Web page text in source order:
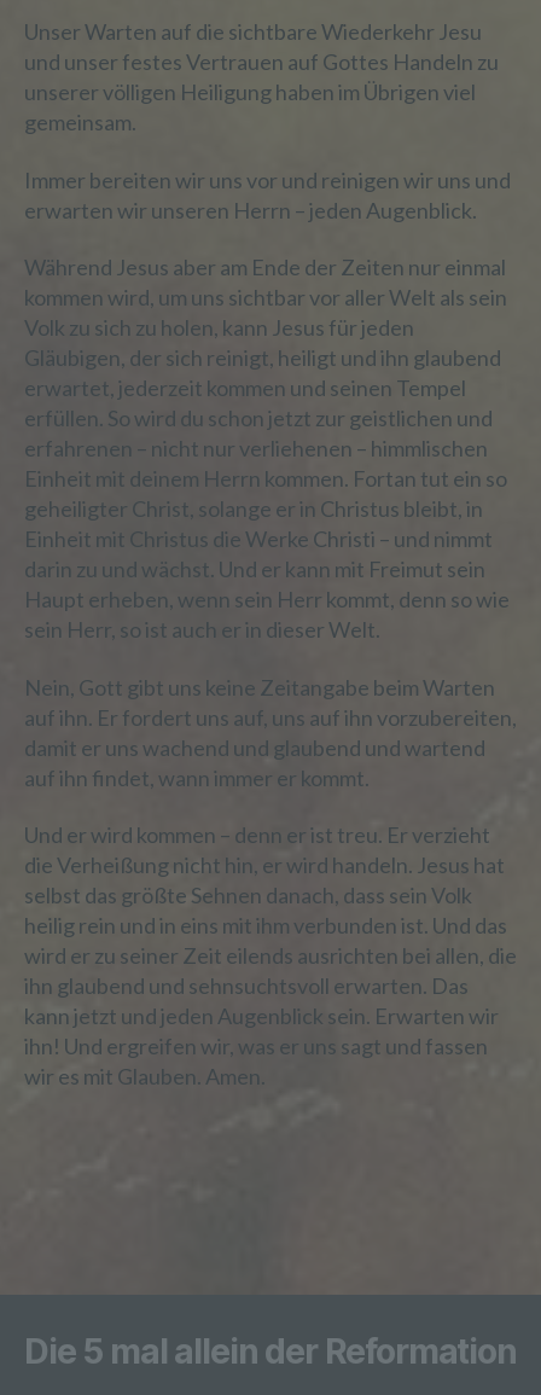
Unser Warten auf die sichtbare Wiederkehr Jesu
und unser festes Vertrauen auf Gottes Handeln zu
unserer völligen Heiligung haben im Übrigen viel
gemeinsam.
Immer bereiten wir uns vor und reinigen wir uns und
erwarten wir unseren Herrn – jeden Augenblick.
Während Jesus aber am Ende der Zeiten nur einmal
kommen wird, um uns sichtbar vor aller Welt als sein
Volk zu sich zu holen, kann Jesus für jeden
Gläubigen, der sich reinigt, heiligt und ihn glaubend
erwartet, jederzeit kommen und seinen Tempel
erfüllen. So wird du schon jetzt zur geistlichen und
erfahrenen – nicht nur verliehenen – himmlischen
Einheit mit deinem Herrn kommen. Fortan tut ein so
geheiligter Christ, solange er in Christus bleibt, in
Einheit mit Christus die Werke Christi – und nimmt
darin zu und wächst. Und er kann mit Freimut sein
Haupt erheben, wenn sein Herr kommt, denn so wie
sein Herr, so ist auch er in dieser Welt.
Nein, Gott gibt uns keine Zeitangabe beim Warten
auf ihn. Er fordert uns auf, uns auf ihn vorzubereiten,
damit er uns wachend und glaubend und wartend
auf ihn findet, wann immer er kommt.
Und er wird kommen – denn er ist treu. Er verzieht
die Verheißung nicht hin, er wird handeln. Jesus hat
selbst das größte Sehnen danach, dass sein Volk
heilig rein und in eins mit ihm verbunden ist. Und das
wird er zu seiner Zeit eilends ausrichten bei allen, die
ihn glaubend und sehnsuchtsvoll erwarten. Das
kann jetzt und jeden Augenblick sein. Erwarten wir
ihn! Und ergreifen wir, was er uns sagt und fassen
wir es mit Glauben. Amen.
Die 5 mal allein der Reformation
personenbezogener Daten mit dem Ziel,
ihre künftige Verarbeitung einzuschränken.
Profiling ist jede Art der automatisierten
die darin besteht, dass diese
personenbezogenen Daten verwendet
werden, um bestimmte persönliche
Aspekte, die sich auf eine natürliche
Person beziehen, zu bewerten,
insbesondere, um Aspekte bezüglich
Arbeitsleistung, wirtschaftlicher Lage,
Gesundheit, persönlicher Vorlieben,
Interessen, Zuverlässigkeit, Verhalten,
Aufenthaltsort oder Ortswechsel dieser
natürlichen Person zu analysieren oder
vorherzusagen.
f) Pseudonymisierung
Pseudonymisierung ist die Verarbeitung
personenbezogener Daten in einer Weise,
auf welche die personenbezogenen Daten
ohne Hinzuziehung zusätzlicher
spezifischen betroffenen Person
zugeordnet werden können, sofern diese
zusätzlichen Informationen gesondert
aufbewahrt werden und technischen und
organisatorischen Maßnahmen
unterliegen, die gewährleisten, dass die
personenbezogenen Daten nicht einer
identifizierten oder identifizierbaren
natürlichen Person zugewiesen werden.
oder andere Stelle, die allein oder
und Mittel der Verarbeitung von
personenbezogenen Daten entscheidet.